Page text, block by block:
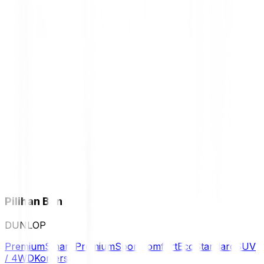
Pilihan Ban
DUNLOP
PremiumSmart PremiumSport ComfortEco Standard
SUV
/ 4WDKomersil